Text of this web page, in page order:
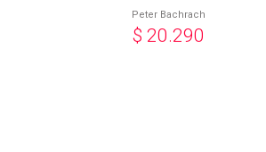
Peter Bachrach
$ 20.290